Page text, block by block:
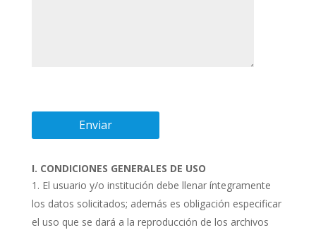
I. CONDICIONES GENERALES DE USO
El usuario y/o institución debe llenar íntegramente
los datos solicitados; además es obligación especificar
el uso que se dará a la reproducción de los archivos